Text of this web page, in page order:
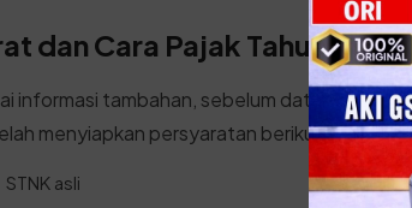
dan Cara Pajak Tahunan di
informasi tambahan, sebelum datang ke
menyiapkan persyaratan berikut:
STNK asli